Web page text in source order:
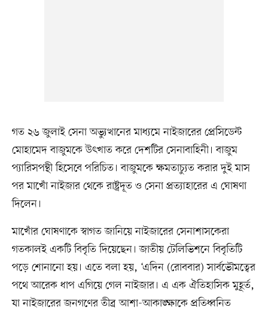
গত ২৬ জুলাই সেনা অভ্যুত্থানের মাধ্যমে নাইজারের প্রেসিডেন্ট
মোহামেদ বাজুমকে উৎখাত করে দেশটির সেনাবাহিনী। বাজুম
প্যারিসপন্থী হিসেবে পরিচিত। বাজুমকে ক্ষমতাচ্যুত করার দুই মাস
পর মাখোঁ নাইজার থেকে রাষ্ট্রদূত ও সেনা প্রত্যাহারের এ ঘোষণা
দিলেন।
মাখোঁর ঘোষণাকে স্বাগত জানিয়ে নাইজারের সেনাশাসকেরা
গতকালই একটি বিবৃতি দিয়েছেন। জাতীয় টেলিভিশনে বিবৃতিটি
পড়ে শোনানো হয়। এতে বলা হয়, ‘এদিন (রোববার) সার্বভৌমত্বের
পথে আরেক ধাপ এগিয়ে গেল নাইজার। এ এক ঐতিহাসিক মুহূর্ত,
যা নাইজারের জনগণের তীব্র আশা-আকাঙ্ক্ষাকে প্রতিধ্বনিত